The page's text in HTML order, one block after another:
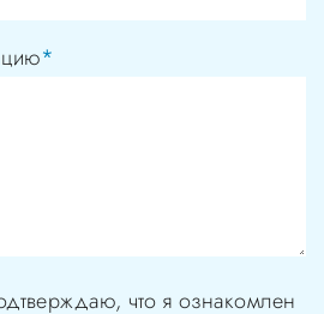
*
что я ознакомлен